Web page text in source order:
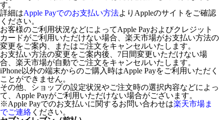
す。
詳細はApple Payでのお支払い方法よりAppleのサイトをご確認
ください。
お客様のご利用状況などによってApple Payおよびクレジット
カードがご利用いただけない場合、楽天市場がお支払い方法の
変更をご案内、またはご注文をキャンセルいたします。
お支払い方法の変更をご案内後、7日間変更いただけない場
合、楽天市場が自動でご注文をキャンセルいたします。
iPhone以外の端末からのご購入時はApple Payをご利用いただく
ことができません。
その他、ショップの設定状況やご注文時の選択内容などによっ
て、Apple Payがご利用いただけない場合がございます。
※Apple Payでのお支払いに関するお問い合わせは楽天市場ま
でご連絡 ください。